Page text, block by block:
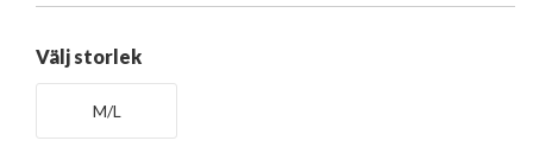
Välj storlek
M/L